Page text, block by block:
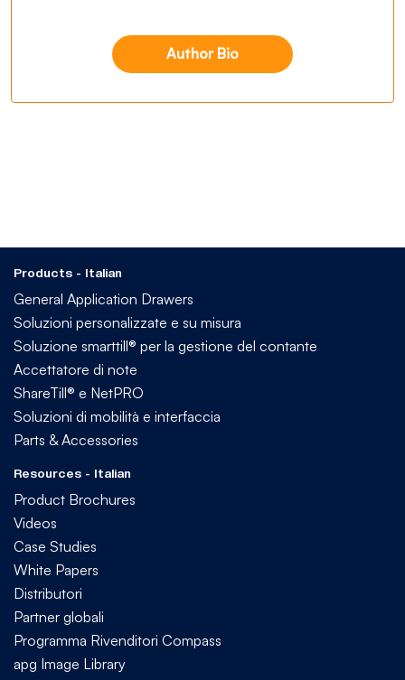
Author Bio
Products - Italian
General Application Drawers
Soluzioni personalizzate e su misura
Soluzione smarttill® per la gestione del contante
Accettatore di note
ShareTill® e NetPRO
Soluzioni di mobilità e interfaccia
Parts & Accessories
Resources - Italian
Product Brochures
Videos
Case Studies
White Papers
Distributori
Partner globali
Programma Rivenditori Compass
apg Image Library